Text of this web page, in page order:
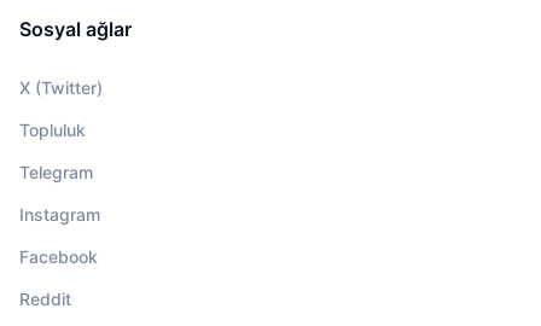
Sosyal ağlar
X (Twitter)
Topluluk
Telegram
Instagram
Facebook
Reddit